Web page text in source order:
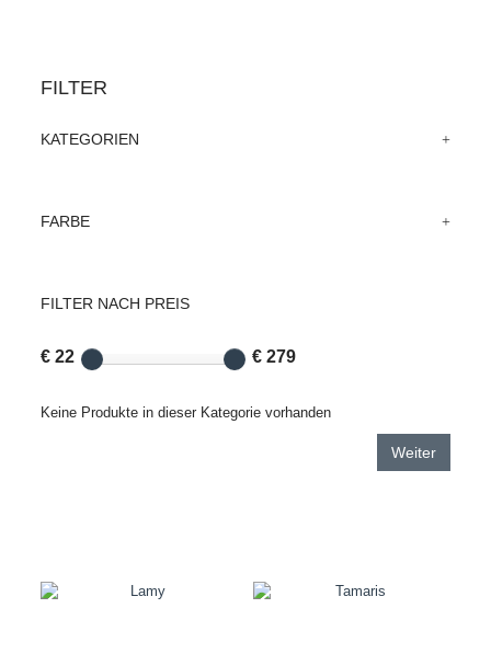
FILTER
KATEGORIEN
FARBE
FILTER NACH PREIS
€ 22 € 279
Keine Produkte in dieser Kategorie vorhanden
Weiter